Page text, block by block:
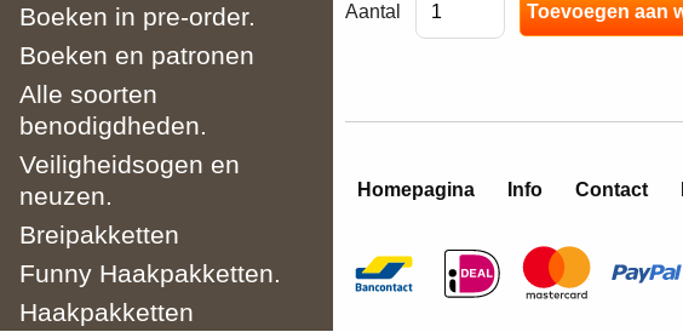
Boeken in pre-order.
Boeken en patronen
Alle soorten
benodigdheden.
Veiligheidsogen en
neuzen.
Breipakketten
Funny Haakpakketten.
Haakpakketten
Aantal
Homepagina Info Contact